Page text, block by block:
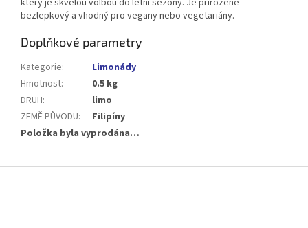
který je skvělou volbou do letní sezóny. Je přirozeně
bezlepkový a vhodný pro vegany nebo vegetariány.
Doplňkové parametry
Kategorie:
Limonády
Hmotnost:
0.5 kg
DRUH:
limo
ZEMĚ PŮVODU:
Filipíny
Položka byla vyprodána…